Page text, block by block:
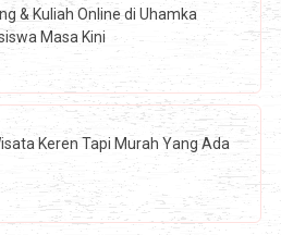
& Kuliah Online di Uhamka
Masa Kini
Keren Tapi Murah Yang Ada